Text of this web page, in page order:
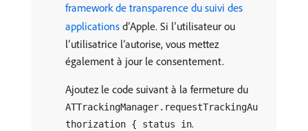
framework de transparence du suivi des
applications d’Apple. Si l’utilisateur ou
l’utilisatrice l’autorise, vous mettez
également à jour le consentement.
Ajoutez le code suivant à la fermeture du
ATTrackingManager.requestTrackingAu
thorization { status in.